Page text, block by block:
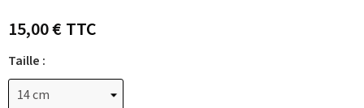
15,00 €TTC
Taille :